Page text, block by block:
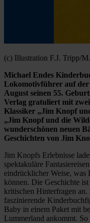
(c) Illustration F.J. Tripp/
Michael Endes
Lokomotivführer auf
August seinen 55.
Verlag gratuliert mit
Klassiker „Jim Knopf
„Jim Knopf und die
wunderschönen neuen
Geschichten von Jim
Jim Knopfs Erlebnisse
spektakuläre
eindrücklicher Weise,
können. Die Geschichte
kritischen Hinterfragen an.
faszinierende
Baby in einem Paket mit
Lummerland ankommt.